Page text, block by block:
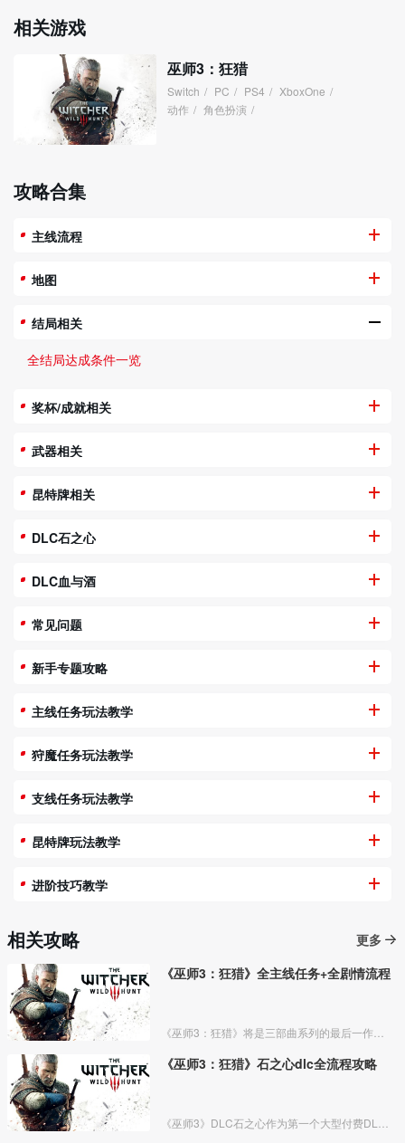
相关游戏
巫师3：狂猎
Switch / PC / PS4 / XboxOne /
动作 / 角色扮演 /
攻略合集
主线流程
地图
结局相关
全结局达成条件一览
奖杯/成就相关
武器相关
昆特牌相关
DLC石之心
DLC血与酒
常见问题
新手专题攻略
主线任务玩法教学
狩魔任务玩法教学
支线任务玩法教学
昆特牌玩法教学
进阶技巧教学
相关攻略
更多
《巫师3：狂猎》全主线任务+全剧情流程
《巫师3：狂猎》石之心dlc全流程攻略